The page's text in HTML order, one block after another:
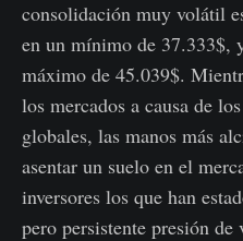
consolidación muy volátil
en un mínimo de 37.333$,
máximo de 45.039$.
los mercados a causa de
globales, las manos más
asentar un suelo en el
inversores los que han
pero persistente presión de